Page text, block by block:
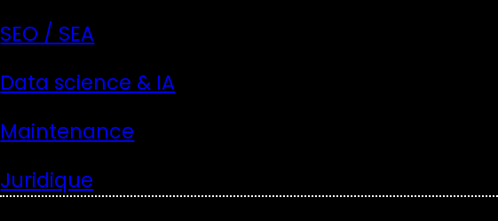
SEO / SEA
Data science & IA
Maintenance
Juridique